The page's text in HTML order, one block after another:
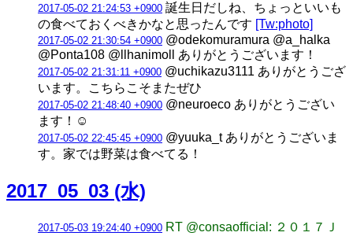
2017-05-02 21:24:53 +0900 誕生日だしね、ちょっといいも
の食べておくべきかなと思ったんです [Tw:photo]
2017-05-02 21:30:54 +0900 @odekomuramura @a_halka
@Ponta108 @llhanimoll ありがとうございます！
2017-05-02 21:31:11 +0900 @uchikazu3111 ありがとうござ
います。こちらこそまたぜひ
2017-05-02 21:48:40 +0900 @neuroeco ありがとうござい
ます！☺
2017-05-02 22:45:45 +0900 @yuuka_t ありがとうございま
す。家では野菜は食べてる！
2017_05_03 (水)
2017-05-03 19:24:40 +0900 RT @consaofficial: ２０１７Ｊ